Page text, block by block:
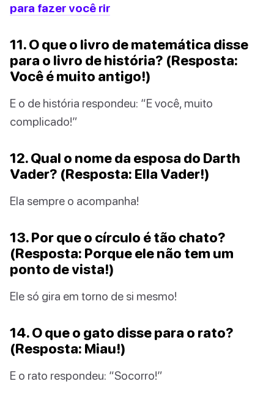
para fazer você rir
11. O que o livro de matemática disse
para o livro de história? (Resposta:
Você é muito antigo!)
E o de história respondeu: “E você, muito
complicado!”
12. Qual o nome da esposa do Darth
Vader? (Resposta: Ella Vader!)
Ela sempre o acompanha!
13. Por que o círculo é tão chato?
(Resposta: Porque ele não tem um
ponto de vista!)
Ele só gira em torno de si mesmo!
14. O que o gato disse para o rato?
(Resposta: Miau!)
E o rato respondeu: “Socorro!”